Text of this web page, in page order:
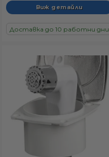
Виж детайли
Доставка до 10 работни дни